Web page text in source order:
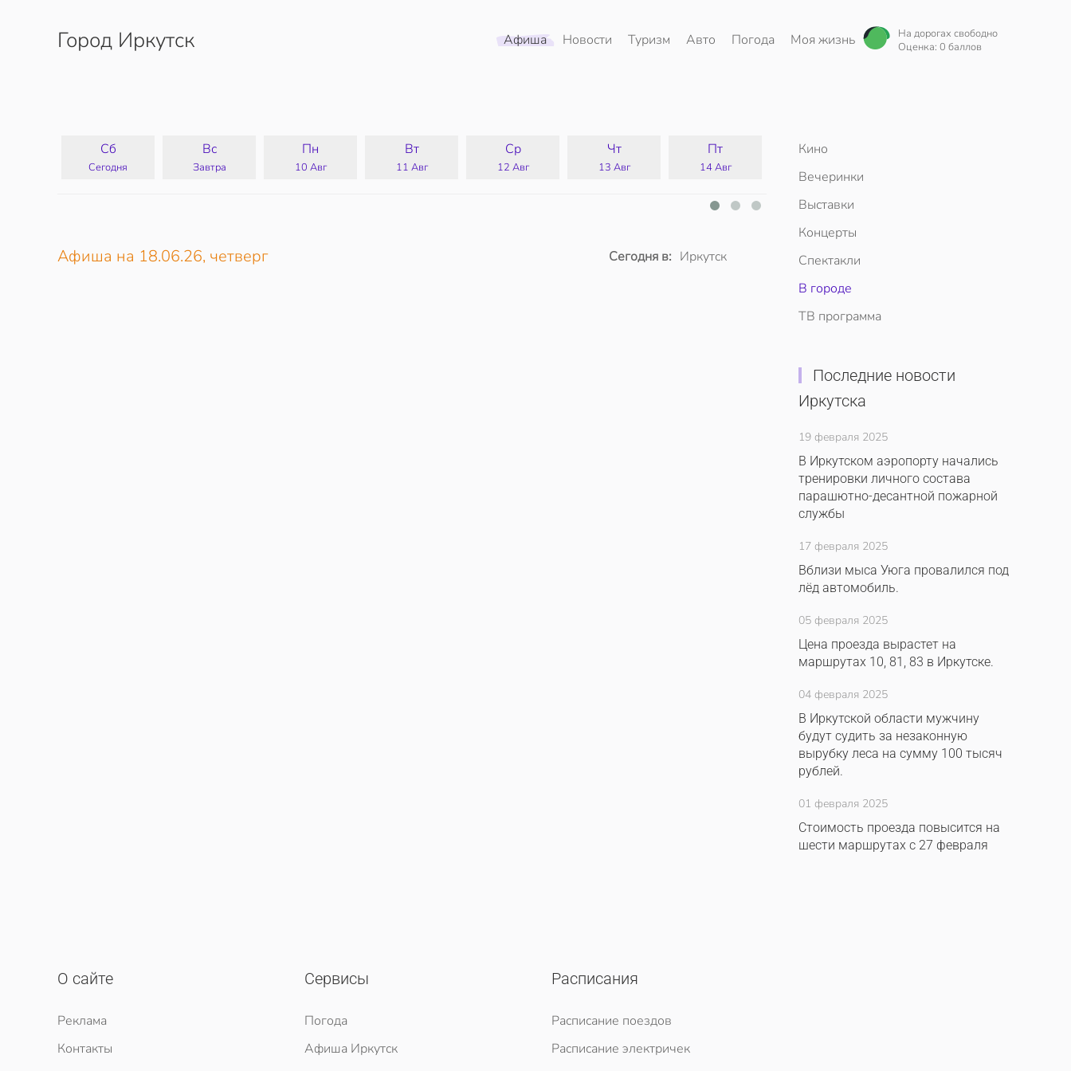
Перейти к содержимому
Город Иркутск Афиша Новости Туризм Авто Погода Моя жизнь
На дорогах свободно
Оценка: 0 баллов
Сб
Сегодня
Вс
Завтра
Пн
10 Авг
Вт
11 Авг
Ср
12 Авг
Чт
13 Авг
Пт
14 Авг
Сб
Сегодня в: Иркутск
Афиша на 18.06.26, четверг
Кино
Вечеринки
Выставки
Концерты
Спектакли
В городе
ТВ программа
Последние новости
Иркутска
19 февраля 2025
В Иркутском аэропорту начались
тренировки личного состава
парашютно-десантной пожарной
службы
17 февраля 2025
Вблизи мыса Уюга провалился под
лёд автомобиль.
05 февраля 2025
Цена проезда вырастет на
маршрутах 10, 81, 83 в Иркутске.
04 февраля 2025
В Иркутской области мужчину
будут судить за незаконную
вырубку леса на сумму 100 тысяч
рублей.
01 февраля 2025
Стоимость проезда повысится на
шести маршрутах с 27 февраля
О сайте
Реклама
Контакты
Сервисы
Погода
Афиша Иркутск
Расписания
Расписание поездов
Расписание электричек